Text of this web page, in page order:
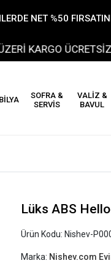
NET %50
KARGO ÜCRETSİZ
SOFRA &
SERVİS
VALİZ &
BAVUL
Lüks ABS
Ürün Kodu: Nishev-
Marka: Nishev.com